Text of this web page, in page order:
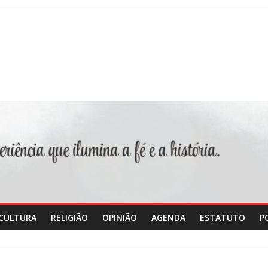
RELIGIÃO OPINIÃO AGENDA ESTATUTO